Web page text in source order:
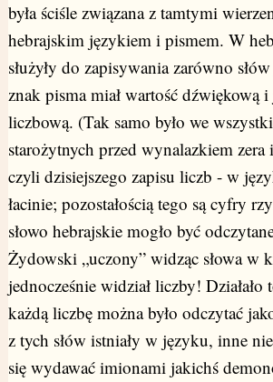
była ściśle związana z tamtymi
hebrajskim językiem i pismem. W
służyły do zapisywania zarówno
znak pisma miał wartość dźwiękową i
liczbową. (Tak samo było we
starożytnych przed wynalazkiem
czyli dzisiejszego zapisu liczb - w
łacinie; pozostałością tego są cyfry
słowo hebrajskie mogło być
Żydowski „uczony” widząc słowa w
jednocześnie widział liczby!
każdą liczbę można było odczytać
z tych słów istniały w języku, inne
się wydawać imionami jakichś